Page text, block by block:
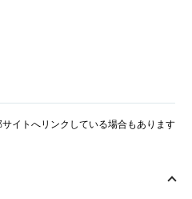
イトへリンクしている場合もあります